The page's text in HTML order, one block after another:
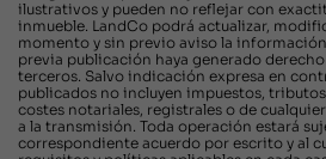
ilustrativos y pueden no reflejar con
inmueble. LandCo podrá actualizar,
momento y sin previo aviso la
previa publicación haya generado
terceros. Salvo indicación expresa en
publicados no incluyen impuestos,
costes notariales, registrales o de
a la transmisión. Toda operación estará
correspondiente acuerdo por escrito y al